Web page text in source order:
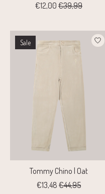
€12,00 €39,99
Sale
Tommy Chino | Oat
€13,48 €44,95